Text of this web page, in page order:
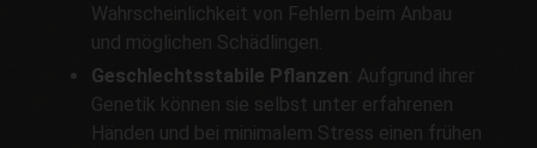
Wahrscheinlichkeit von Fehlern beim Anbau
und möglichen Schädlingen.
Geschlechtsstabile Pflanzen : Aufgrund ihrer
Genetik können sie selbst unter erfahrenen
Händen und bei minimalem Stress einen frühen